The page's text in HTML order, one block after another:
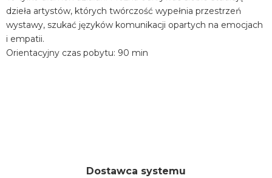
dzieła artystów, których twórczość wypełnia przestrzeń
wystawy, szukać języków komunikacji opartych na emocjach
i empatii.
Orientacyjny czas pobytu: 90 min
Dostawca systemu